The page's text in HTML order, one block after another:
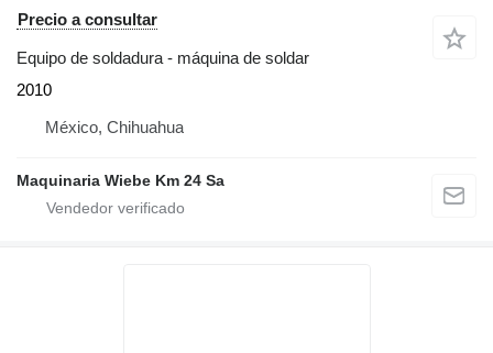
Precio a consultar
Equipo de soldadura - máquina de soldar
2010
México, Chihuahua
Maquinaria Wiebe Km 24 Sa